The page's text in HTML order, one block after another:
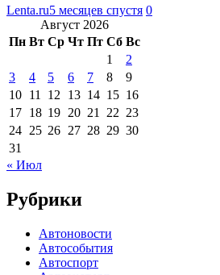
Lenta.ru5 месяцев спустя 0
Август 2026
Пн Вт Ср Чт Пт Сб Вс
1
2
3
4 5 6 7 8
9
10 11 12 13 14 15 16
17 18 19 20 21 22 23
24 25 26 27 28 29 30
31
« Июл
Рубрики
Автоновости
Автособытия
Автоспорт